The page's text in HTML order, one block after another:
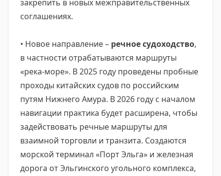
закрепить в новых межправительственных
соглашениях.
• Новое направление – речное судоходство,
в частности отрабатываются маршруты
«река-море». В 2025 году проведены пробные
проходы китайских судов по российским
путям Нижнего Амура. В 2026 году с началом
навигации практика будет расширена, чтобы
задействовать речные маршруты для
взаимной торговли и транзита. Создаются
морской терминал «Порт Эльга» и железная
дорога от Эльгинского угольного комплекса,